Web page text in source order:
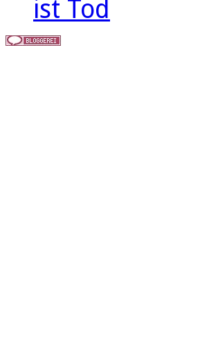
ist Tod